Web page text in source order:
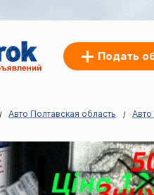
Подать
Авто Полтавская область Авто